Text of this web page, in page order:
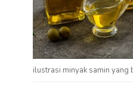
ilustrasi minyak samin yang